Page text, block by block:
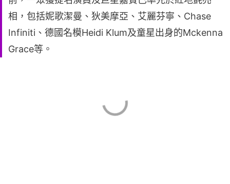
相，包括妮歌潔曼、狄美摩亞、艾麗芬寧、Chase
Infiniti、德國名模Heidi Klum及童星出身的Mckenna
Grace等。